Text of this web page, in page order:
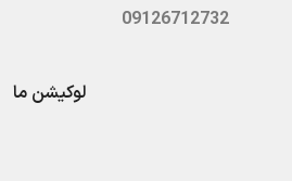
09126712732
لوکیشن ما